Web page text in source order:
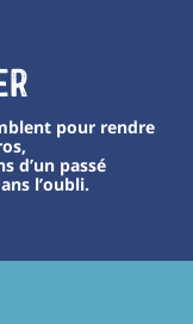
pour rendre
d’un passé
l’oubli.